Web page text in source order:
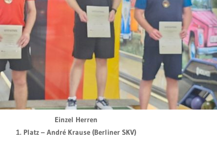
Einzel Herren
1. Platz – André Krause (Berliner SKV)